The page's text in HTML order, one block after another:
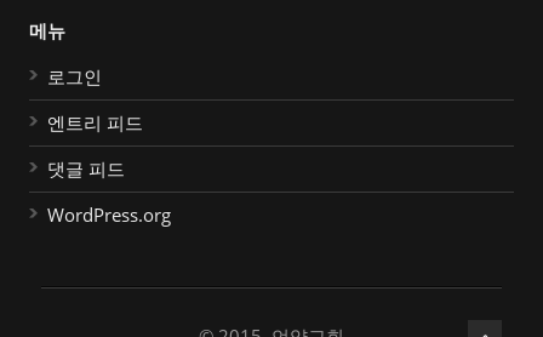
메뉴
로그인
엔트리 피드
댓글 피드
WordPress.org